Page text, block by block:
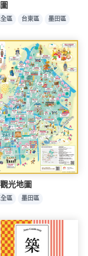
區 台東區 墨田區
光地圖
區 墨田區